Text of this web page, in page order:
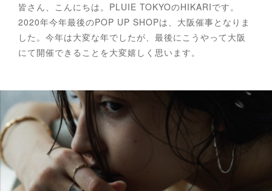
皆さん、こんにちは。PLUIE TOKYOのHIKARIです。
2020年今年最後のPOP UP SHOPは、大阪催事となりま
した。今年は大変な年でしたが、最後にこうやって大阪
にて開催できることを大変嬉しく思います。